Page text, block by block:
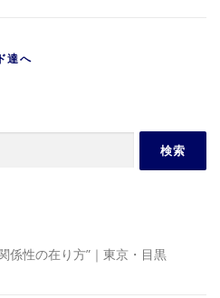
達へ
係性の在り方”｜東京・目黒